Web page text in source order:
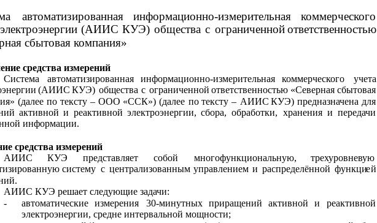
автоматизированная информационно-измерительная
коммерческого
электроэнергии (АИИС КУЭ) общества с ограниченной ответственностью
сбытовая компания»
средства измерений
Система
автоматизированная информационно-измерительная коммерческого
учета
(АИИС КУЭ) общества с ограниченной ответственностью «Северная сбытовая
(далее по тексту – ООО «ССК») (далее по тексту – АИИС КУЭ) предназначена для
активной и реактивной электроэнергии, сбора, обработки, хранения и передачи
информации.
средства измерений
АИИС
КУЭ представляет собой многофункциональную,
трехуровневую
систему с централизованным управлением и распределённой функцией
АИИС КУЭ решает следующие задачи:
-
автоматические измерения 30-минутных приращений активной и
реактивной
электроэнергии, средне интервальной мощности;